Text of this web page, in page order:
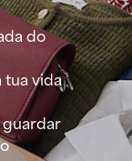
do
tua vida
guardar